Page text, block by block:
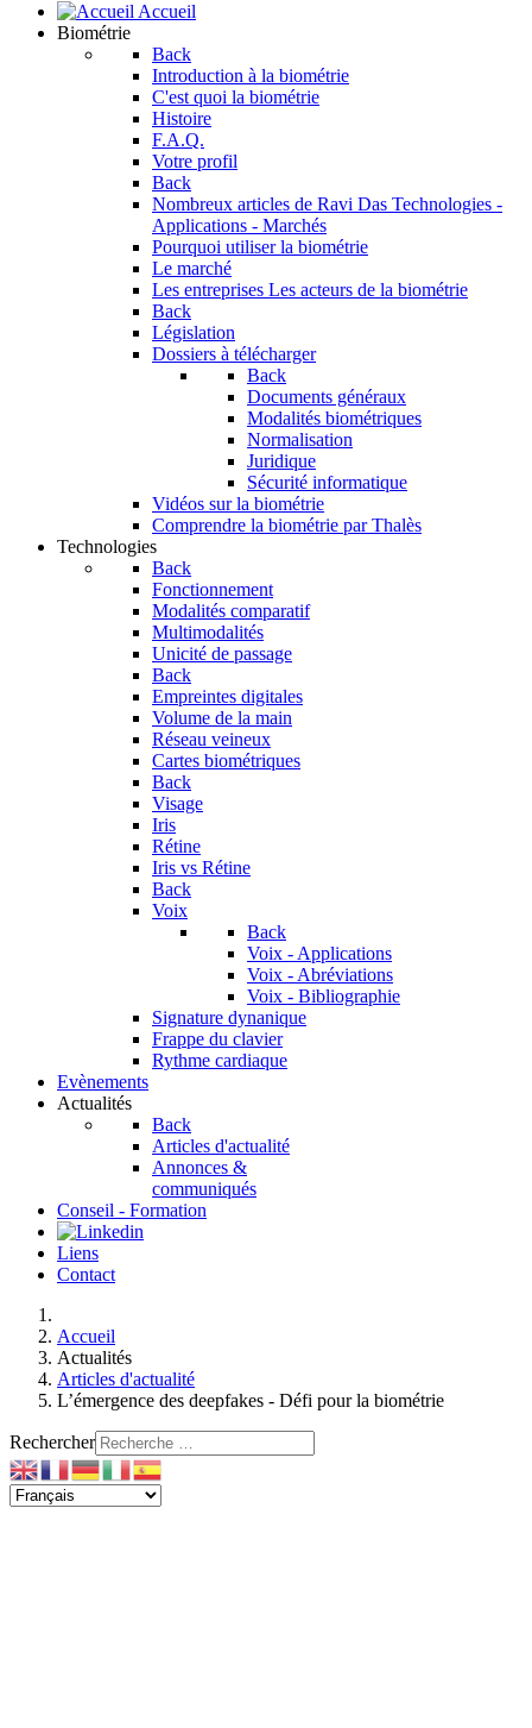
Accueil
Biométrie
Back
Introduction à la biométrie
C'est quoi la biométrie
Histoire
F.A.Q.
Votre profil
Back
Nombreux articles de Ravi Das Technologies -
Applications - Marchés
Pourquoi utiliser la biométrie
Le marché
Les entreprises Les acteurs de la biométrie
Back
Législation
Dossiers à télécharger
Back
Documents généraux
Modalités biométriques
Normalisation
Juridique
Sécurité informatique
Vidéos sur la biométrie
Comprendre la biométrie par Thalès
Technologies
Back
Fonctionnement
Modalités comparatif
Multimodalités
Unicité de passage
Back
Empreintes digitales
Volume de la main
Réseau veineux
Cartes biométriques
Back
Visage
Iris
Rétine
Iris vs Rétine
Back
Voix
Back
Voix - Applications
Voix - Abréviations
Voix - Bibliographie
Signature dynanique
Frappe du clavier
Rythme cardiaque
Evènements
Actualités
Back
Articles d'actualité
Annonces &
communiqués
Conseil - Formation
Liens
Contact
Accueil
Actualités
Articles d'actualité
L’émergence des deepfakes - Défi pour la biométrie
Rechercher